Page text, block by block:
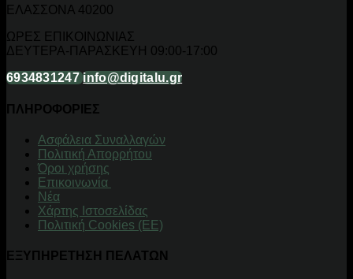
ΕΛΑΣΣΟΝΑ 40200
ΩΡΕΣ ΕΠΙΚΟΙΝΩΝΙΑΣ
ΔΕΥΤΕΡΑ-ΠΑΡΑΣΚΕΥΗ 09:00-17:00
6934831247 info@digitalu.gr
ΠΛΗΡΟΦΟΡΙΕΣ
Aσφάλεια Συναλλαγών
Πολιτική Απορρήτου
Όροι χρήσης
Επικοινωνία
Νέα
Χάρτης Ιστοσελίδας
Πολιτική Cookies (ΕΕ)
ΕΞΥΠΗΡΕΤΗΣΗ ΠΕΛΑΤΩΝ